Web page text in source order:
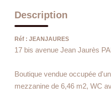
Description
Réf : JEANJAURES
17 bis avenue Jean Jaurès
Boutique vendue occupée
mezzanine de 6,46 m2, WC